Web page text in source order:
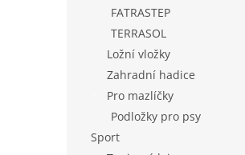
FATRASTEP
TERRASOL
Ložní vložky
Zahradní hadice
Pro mazlíčky
Podložky pro psy
Sport